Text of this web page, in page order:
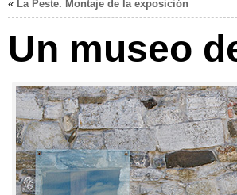
« La Peste. Montaje de la exposición
Un museo